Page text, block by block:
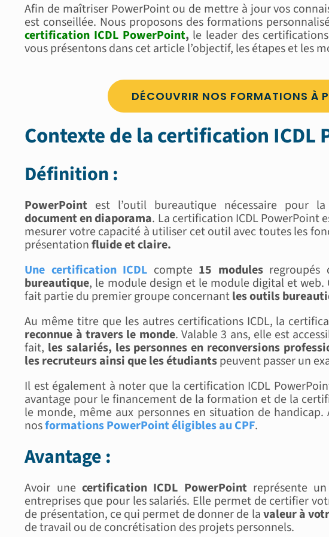
Afin de maîtriser PowerPoint ou de mettre à jour vos
est conseillée. Nous proposons des formations
certification ICDL PowerPoint, le leader des
vous présentons dans cet article l’objectif, les étapes et les
DÉCOUVRIR NOS FORMATIONS À
Contexte de la certification ICDL
Définition :
PowerPoint est l’outil bureautique nécessaire pour
document en diaporama. La certification ICDL
mesurer votre capacité à utiliser cet outil avec toutes les
présentationfluide et claire.
Une certification ICDL compte 15 modulesregroupés
bureautique, le module design et le module digital et web.
fait partie du premier groupe concernantles outils
Au même titre que les autres certifications ICDL, la
reconnue à travers le monde. Valable 3 ans, elle est
fait, les salariés, les personnes en reconversions
les recruteurs ainsi que les étudiantspeuvent passer un
Il est également à noter que la certification ICDL
avantage pour le financement de la formation et de la
le monde, même aux personnes en situation de
nosformations PowerPoint éligibles au CPF.
Avantage :
Avoir une certification ICDL PowerPointreprésente
entreprises que pour les salariés. Elle permet de certifier
de présentation, ce qui permet de donner de lavaleur à
de travail ou de concrétisation des projets personnels.